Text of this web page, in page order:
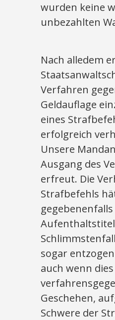
wurden keine
unbezahlten
Nach alledem
Verfahren
Geldauflage
eines
erfolgreich
Unsere
Ausgang des
erfreut. Die
Strafbefehls
sogar
auch wenn
Geschehen,
Schwere der